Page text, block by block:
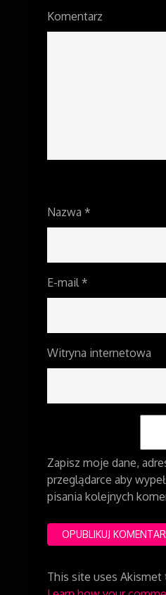
Komentarz
Nazwa *
E-mail *
Witryna internetowa
Zapisz moje dane,
przeglądarce aby
pisania kolejnych
This site uses Akismet